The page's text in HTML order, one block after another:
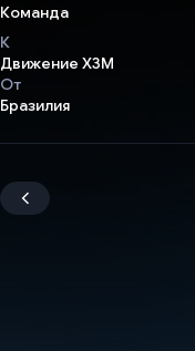
Команда
К
Движение X3M
От
Бразилия